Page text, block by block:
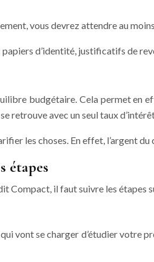
vous devrez attendre au
d’identité, justificatifs de
budgétaire. Cela permet en
retrouve avec un seul taux
les choses. En effet, l’argent
étapes
Compact, il faut suivre les étapes
vont se charger d’étudier